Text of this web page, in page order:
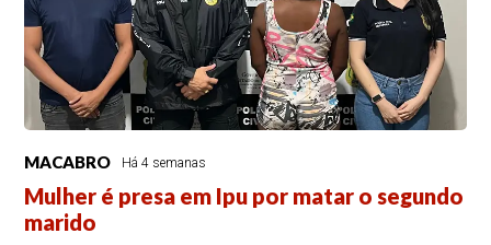
MACABRO Há 4 semanas
Mulher é presa em Ipu por matar o segundo
marido